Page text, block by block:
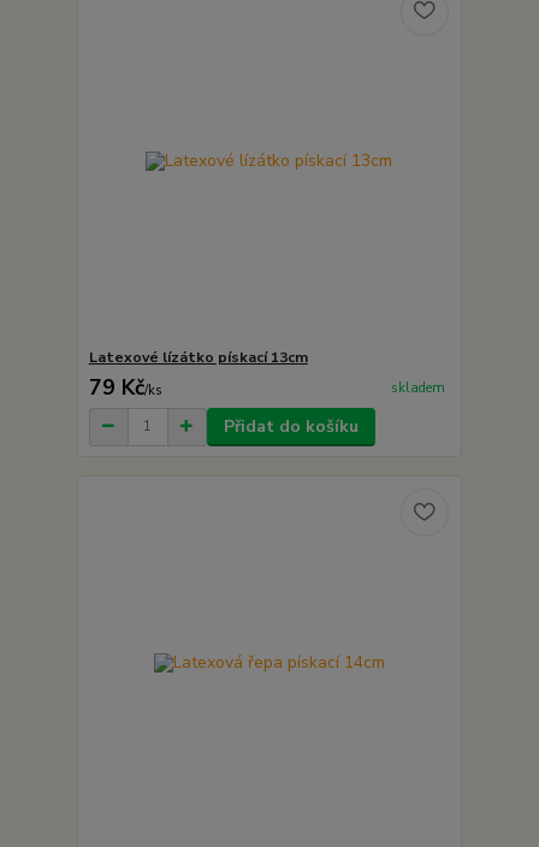
Latexové lízátko pískací 13cm
79 Kč/ks skladem
Přidat do košíku